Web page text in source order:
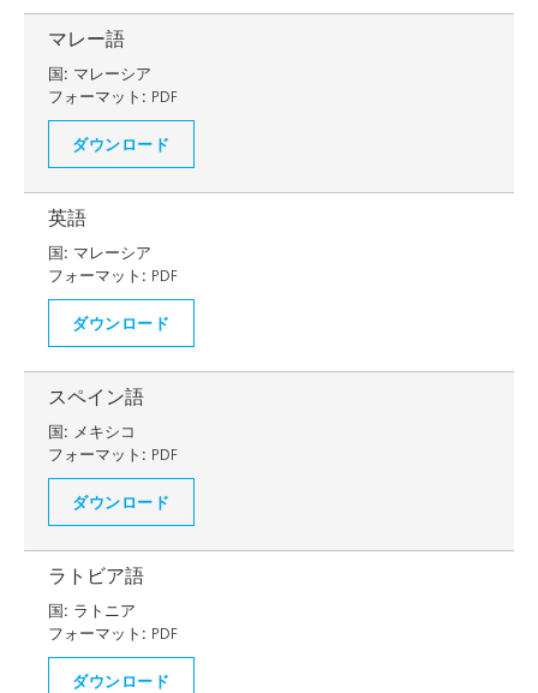
マレー語
国: マレーシア
フォーマット: PDF
ダウンロード
英語
国: マレーシア
フォーマット: PDF
ダウンロード
スペイン語
国: メキシコ
フォーマット: PDF
ダウンロード
ラトビア語
国: ラトニア
フォーマット: PDF
ダウンロード